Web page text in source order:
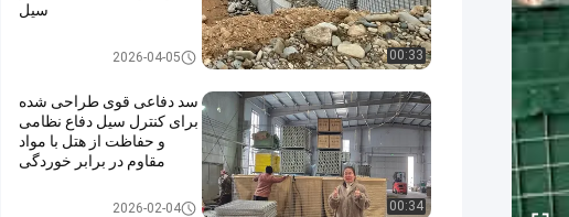
00:33
سیل
2026-04-05
00:34
سد دفاعی قوی طراحی شده
برای کنترل سیل دفاع نظامی
و حفاظت از هتل با مواد
مقاوم در برابر خوردگی
2026-02-04